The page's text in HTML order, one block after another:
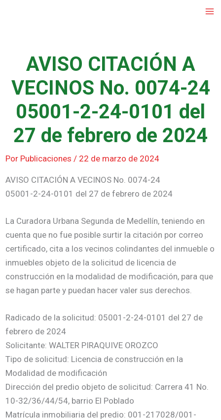
AVISO CITACIÓN A
VECINOS No. 0074-24
05001-2-24-0101 del
27 de febrero de 2024
Por Publicaciones / 22 de marzo de 2024
AVISO CITACIÓN A VECINOS No. 0074-24
05001-2-24-0101 del 27 de febrero de 2024
La Curadora Urbana Segunda de Medellín, teniendo en
cuenta que no fue posible surtir la citación por correo
certificado, cita a los vecinos colindantes del inmueble o
inmuebles objeto de la solicitud de licencia de
construcción en la modalidad de modificación, para que
se hagan parte y puedan hacer valer sus derechos.
Radicado de la solicitud: 05001-2-24-0101 del 27 de
febrero de 2024
Solicitante: WALTER PIRAQUIVE OROZCO
Tipo de solicitud: Licencia de construcción en la
Modalidad de modificación
Dirección del predio objeto de solicitud: Carrera 41 No.
10-32/36/44/54, barrio El Poblado
Matrícula inmobiliaria del predio: 001-217028/001-